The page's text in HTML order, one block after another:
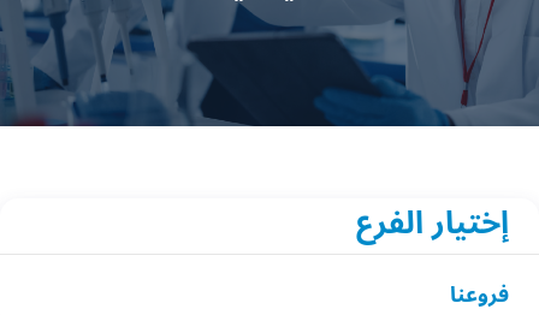
إختيار الفرع
فروعنا